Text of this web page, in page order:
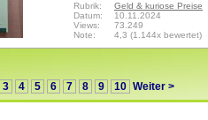
Rubrik:
Geld & kuriose Preise
Datum:
10.11.2024
Views:
73.249
Note:
4,3 (1.144x bewertet)
3 4 5 6 7 8 9 10 Weiter >